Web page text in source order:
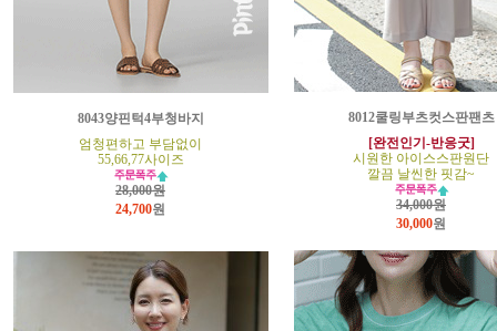
8043양핀턱4부청바지
엄청편하고 부담없이
55,66,77사이즈
28,000원
24,700원
8012쿨링부츠컷스판팬츠
[완전인기-반응굿]
시원한 아이스스판원단
깔끔 날씬한 핏감~
34,000원
30,000원